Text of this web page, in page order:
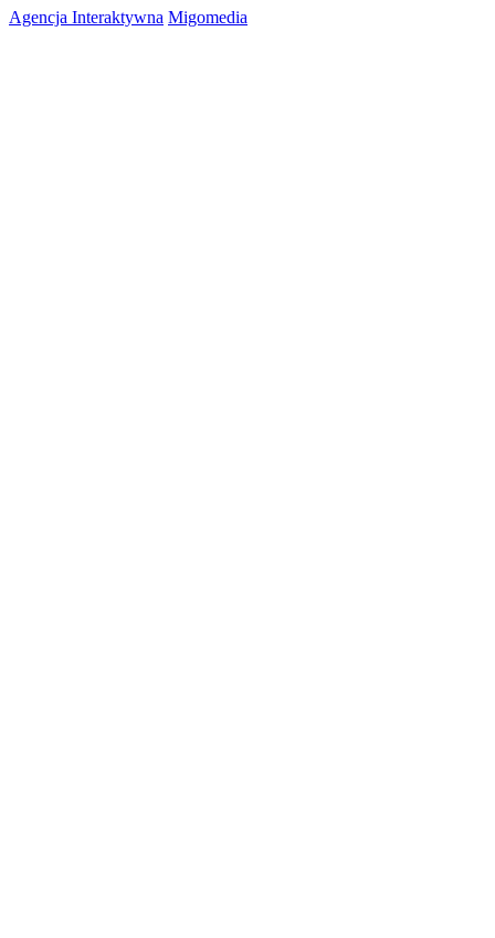
Agencja Interaktywna Migomedia